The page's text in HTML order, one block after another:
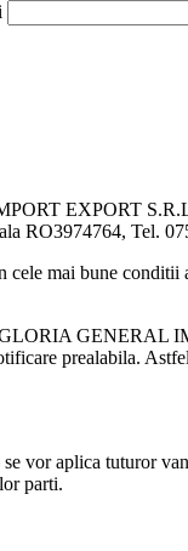
EXPORT
RO3974764, Tel.
mai bune
GENERAL
prealabila.
vor aplica
parti.